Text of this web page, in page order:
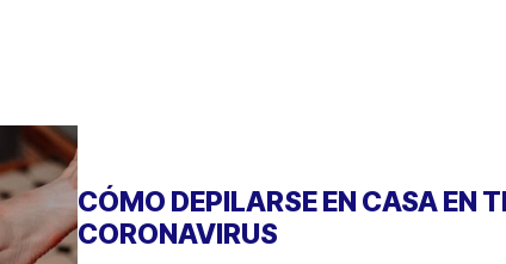
CÓMO DEPILARSE EN CASA EN
CORONAVIRUS